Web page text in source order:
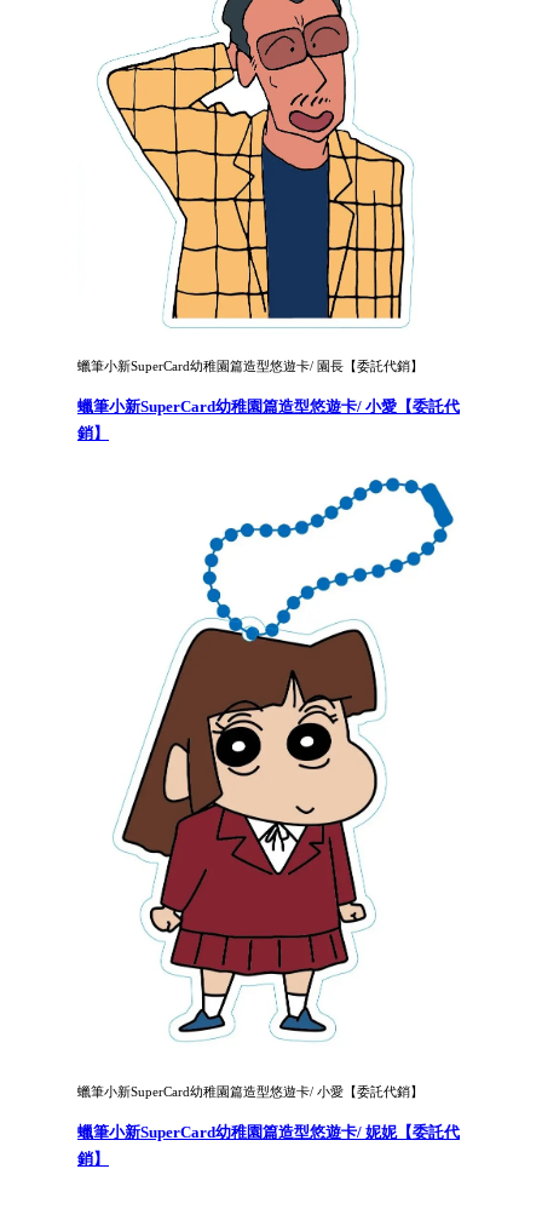
蠟筆小新SuperCard幼稚園篇造型悠遊卡/ 園長【委託代銷】
蠟筆小新SuperCard幼稚園篇造型悠遊卡/ 小愛【委託代
銷】
蠟筆小新SuperCard幼稚園篇造型悠遊卡/ 小愛【委託代銷】
蠟筆小新SuperCard幼稚園篇造型悠遊卡/ 妮妮【委託代
銷】